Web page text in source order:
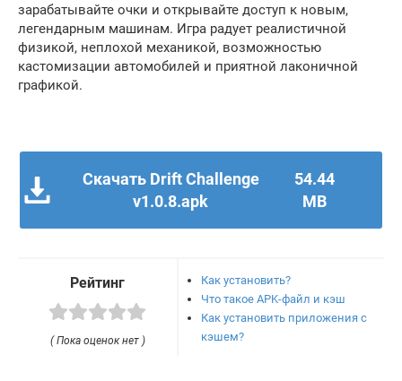
зарабатывайте очки и открывайте доступ к новым,
легендарным машинам. Игра радует реалистичной
физикой, неплохой механикой, возможностью
кастомизации автомобилей и приятной лаконичной
графикой.
Скачать Drift Challenge
v1.0.8.apk
54.44
MB
Рейтинг
( Пока оценок нет )
Как установить?
Что такое APK-файл и кэш
Как установить приложения с
кэшем?